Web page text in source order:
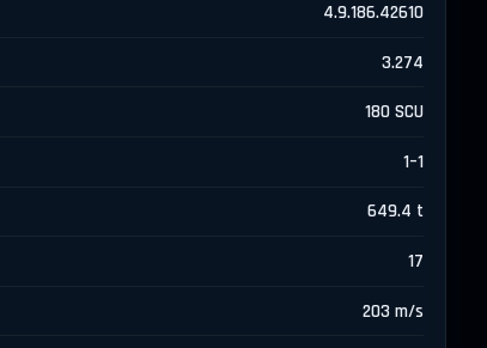
4.9.186.42610
3.274
180 SCU
1–1
649.4 t
17
203 m/s